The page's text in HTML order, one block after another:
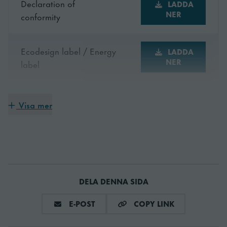
Höjd 2010 mm
Elförbrukning 809 kWh
Energieffektivitetsindex
5
Max anslutningseffekt 278 kW
Declaration of
conformity
LADDA
NER
Ecodesign label / Energy
label
LADDA
NER
Instruction manual
Visa mer
DELA DENNA SIDA
E-POSTDELA VIA E-MAILCOPY LINKCOPY LINK